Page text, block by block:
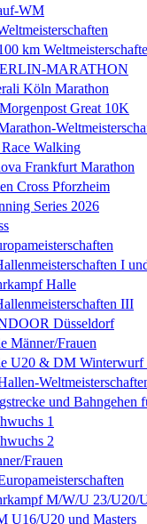
WM
km
MARATHON
Köln Marathon
Great 10K
Walking
Frankfurt Marathon
Cross Pforzheim
Series 2026
I
Halle
III
Düsseldorf
Männer/Frauen
U20 & DM
und Bahngehen
1
2
Frauen
M/W/U 23/U20/
U16/U20 und Masters